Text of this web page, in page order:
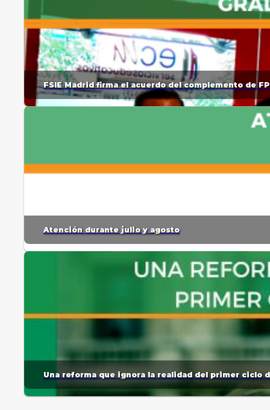
FSIE Madrid firma el acuerdo del complemento de
Atención durante julio y agosto
Una reforma que ignora la realidad del primer ciclo